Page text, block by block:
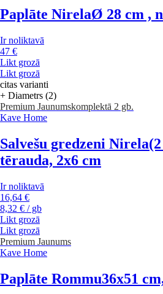
Paplāte NirelaØ 28 cm ,
Ir noliktavā
47 €
Likt grozā
Likt grozā
citas varianti
+ Diametrs (2)
Premium Jaunumskomplektā 2 gb.
Kave Home
Salvešu gredzeni Nirela
tērauda, 2x6 cm
Ir noliktavā
16,64 €
8,32 € / gb
Likt grozā
Likt grozā
Premium Jaunums
Kave Home
Paplāte Rommu36x51